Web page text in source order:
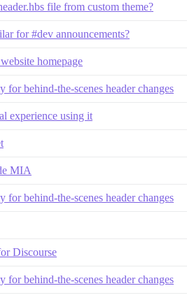
file from custom theme?
for #dev announcements?
homepage
for behind-the-scenes header changes
experience using it
MIA
for behind-the-scenes header changes
Discourse
for behind-the-scenes header changes